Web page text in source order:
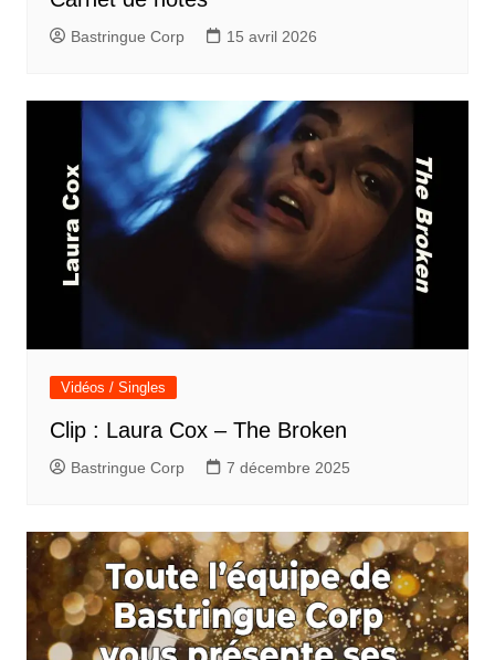
Bastringue Corp 15 avril 2026
Vidéos / Singles
Clip : Laura Cox – The Broken
Bastringue Corp 7 décembre 2025